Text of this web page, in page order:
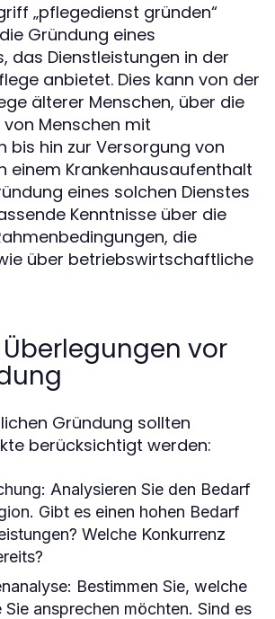
„pflegedienst gründen“
Gründung eines
das Dienstleistungen in der
anbietet. Dies kann von der
älterer Menschen, über die
Menschen mit
bis hin zur Versorgung von
einem Krankenhausaufenthalt
eines solchen Dienstes
Kenntnisse über die
die
über betriebswirtschaftliche
vor
Gründung sollten
berücksichtigt werden:
Analysieren Sie den Bedarf
Gibt es einen hohen Bedarf
Welche Konkurrenz
Bestimmen Sie, welche
Sie ansprechen möchten. Sind es